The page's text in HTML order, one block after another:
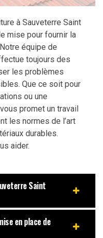
à Sauveterre Saint
mise pour fournir la
équipe de
toujours des
les problèmes
Que ce soit pour
ou une
promet un travail
les normes de l’art
durables.
aider.
Saint
en place de